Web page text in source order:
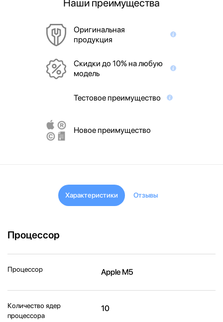
Наши преимущества
Оригинальная
продукция
Скидки до 10% на любую
модель
Тестовое преимущество
Новое преимущество
Характеристики Отзывы
Процессор
Процессор Apple M5
Количество ядер
процессора
10